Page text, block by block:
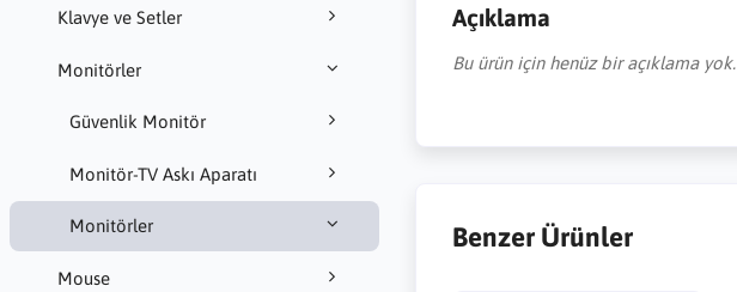
Klavye ve Setler
Monitörler
Güvenlik Monitör
Monitör-TV Askı Aparatı
Monitörler
Mouse
Açıklama
Bu ürün için henüz bir açıklama yok.
Benzer Ürünler